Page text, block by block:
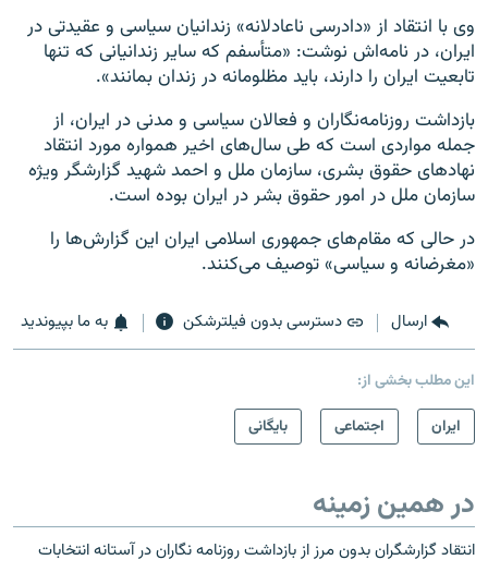
وی با انتقاد از «دادرسی ناعادلانه» زندانیان سیاسی و عقیدتی در
ایران، در نامه‌اش نوشت: «متأسفم که سایر زندانیانی که تنها
تابعیت ایران را دارند، باید مظلومانه در زندان بمانند».
بازداشت روزنامه‌نگاران و فعالان سیاسی و مدنی در ایران، از
جمله مواردی است که طی سال‌های اخیر همواره مورد انتقاد
نهادهای حقوق بشری، سازمان ملل و احمد شهید گزارشگر ویژه
سازمان ملل در امور حقوق بشر در ایران بوده است.
در حالی که مقام‌های جمهوری اسلامی ایران این گزارش‌ها را
«مغرضانه و سیاسی» توصیف می‌کنند.
ارسال دسترسی بدون فیلترشکن به ما بپیوندید
این مطلب بخشی از:
ايران
اجتماعی بایگانی
در همین زمینه
انتقاد گزارشگران بدون مرز از بازداشت روزنامه نگاران در آستانه انتخابات